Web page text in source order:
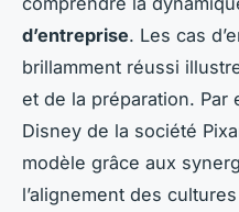
d’entreprise. Les cas
brillamment réussi
et de la préparation. Par
Disney de la société
modèle grâce aux
l’alignement des